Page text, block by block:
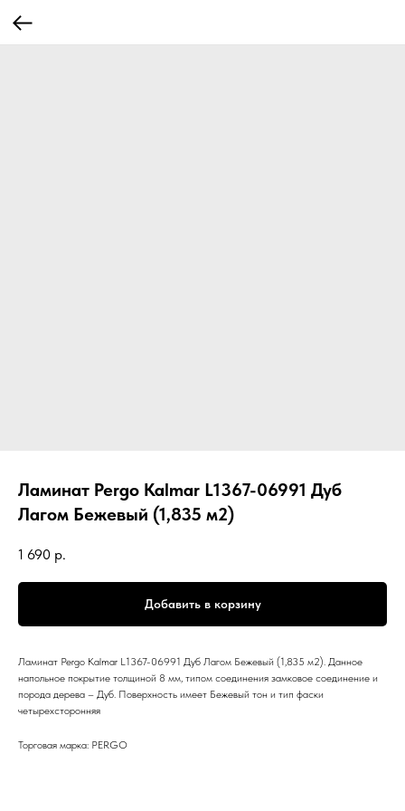
Ламинат Pergo Kalmar L1367-06991 Дуб
Лагом Бежевый (1,835 м2)
1 690 р.
Добавить в корзину
Ламинат Pergo Kalmar L1367-06991 Дуб Лагом Бежевый (1,835 м2). Данное
напольное покрытие толщиной 8 мм, типом соединения замковое соединение и
порода дерева – Дуб. Поверхность имеет Бежевый тон и тип фаски
четырехсторонняя
Торговая марка: PERGO